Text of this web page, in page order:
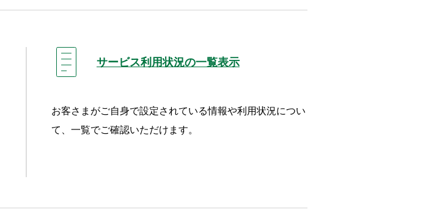
サービス利用状況の一覧表示
お客さまがご自身で設定されている情報や利用状況につい
て、一覧でご確認いただけます。